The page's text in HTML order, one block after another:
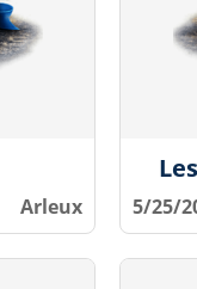
Arleux 5/25/